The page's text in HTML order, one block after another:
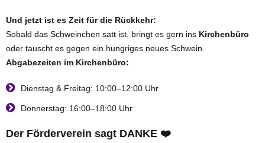
Und jetzt ist es Zeit für die Rückkehr:
Sobald das Schweinchen satt ist, bringt es gern ins Kirchenbüro
oder tauscht es gegen ein hungriges neues Schwein.
Abgabezeiten im Kirchenbüro:
Dienstag & Freitag: 10:00–12:00 Uhr
Donnerstag: 16:00–18:00 Uhr
Der Förderverein sagt DANKE ❤️